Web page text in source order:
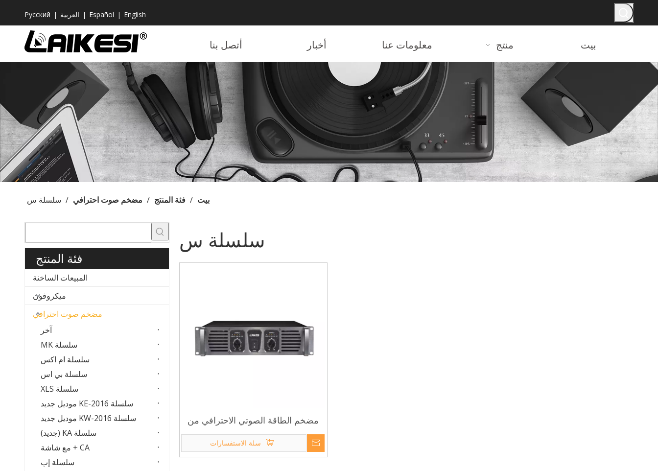
English
|
Español
| العربية |
Pусский
بيت منتج معلومات عنا أخبار أتصل بنا
بيت / فئة المنتج / مضخم صوت احترافي / سلسلة س
فئة المنتج
المبيعات الساخنة
ميكروفون
مضخم صوت احترافي
آخر
سلسلة MK
سلسلة ام اكس
سلسلة بي اس
سلسلة XLS
سلسلة KE-2016 موديل جديد
سلسلة KW-2016 موديل جديد
سلسلة KA (جديد)
CA + مع شاشة
سلسلة إب
سلسلة س
مضخم الطاقة الصوتي الاحترافي من
سلسلة LAIEKSI Q
سلة الاستفسارات